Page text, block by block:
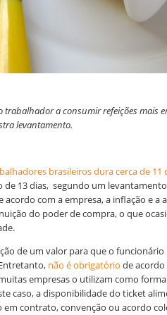
trabalhador a consumir refeições mais
levantamento.
brasileiros dura cerca de 11
13 dias, segundo um
acordo com a empresa, a inflação e a
do poder de compra, o que
de um valor para que o funcionário
não é obrigatório de acordo
empresas o utilizam como
caso, a disponibilidade do ticket
contrato, convenção ou acordo